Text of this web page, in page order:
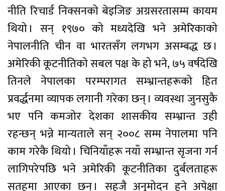
नीति रिचार्ड निक्सनको बेइजिङ अग्रसरतासम्म कायम
थियो । सन् १९७० को मध्यदेखि भने अमेरिकाको
नेपालनीति चीन वा भारतसँग लगभग असम्बद्ध छ ।
अमेरिकी कूटनीतिको सबल पक्ष के हो भने, ७५ वर्षदेखि
तिनले नेपालका परम्परागत सम्भ्रान्तहरूको हित
प्रवर्द्धनमा व्यापक लगानी गरेका छन् । व्यवस्था जुनसुकै
भए पनि कमजोर देशका शासकीय सम्भ्रान्त उही
रहन्छन् भन्ने मान्यताले सन् २००८ सम्म नेपालमा पनि
काम गरेकै थियो । चिनियाँहरू नयाँ सम्भ्रान्त सृजना गर्न
लागिपरेपछि भने अमेरिकी कूटनीतिका दुर्बलताहरू
सतहमा आएका छन् । सहजै अनुमोदन हुने अपेक्षा